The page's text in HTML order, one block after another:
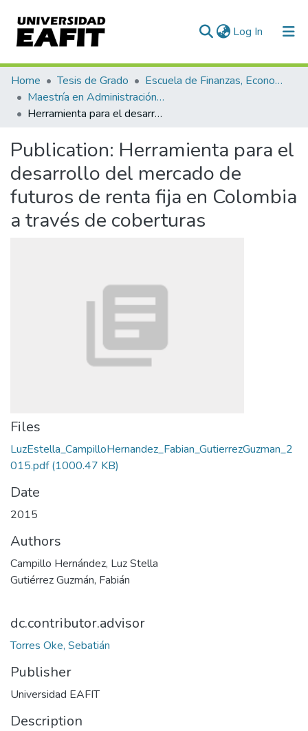
Log In (current)
Communities & Collections
All of DSpace
Home Tesis de Grado
Escuela de Finanzas, Economía y Gobierno
Maestría en Administración Financiera (tesis)
Herramienta para el desarrollo del mercado de futuros de renta fija en Colombia a través de coberturas
Publication: Herramienta para el
desarrollo del mercado de
futuros de renta fija en Colombia
a través de coberturas
Files
LuzEstella_CampilloHernandez_Fabian_GutierrezGuzman_2
015.pdf(1000.47 KB)
Date
2015
Authors
Campillo Hernández, Luz Stella
Gutiérrez Guzmán, Fabián
dc.contributor.advisor
Torres Oke, Sebatián
Publisher
Universidad EAFIT
Description